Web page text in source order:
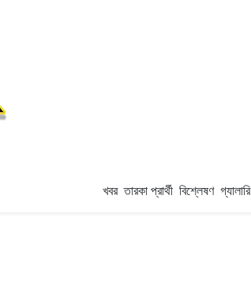
খবর তারকা প্রার্থী বিশ্লেষণ গ্যালারি